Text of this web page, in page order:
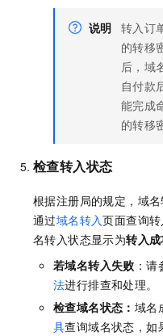
说明 转入订
的转移
后，域
自付款
能完成
的转移
检查转入状态
根据注册局的规定，域
通过域名转入页面查询
名转入状态显示为转入
若域名转入失败 ：
法进行排查和处理。
检查域名状态： 域名
具查询域名状态，如